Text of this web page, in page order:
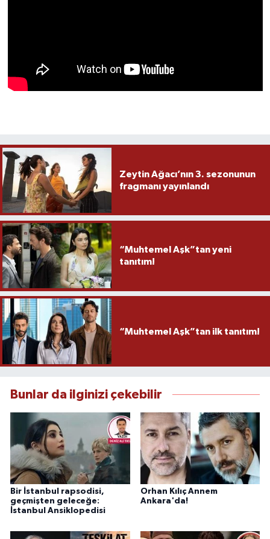
Zeytin Ağacı’nın 3. sezonunun
fragmanı yayınlandı
“Muhtemel Aşk”tan yeni
tanıtım!
“Muhtemel Aşk”tan ilk tanıtım!
Bunlar da ilginizi çekebilir
Bir İstanbul rapsodisi,
geçmişten geleceğe:
İstanbul Ansiklopedisi
Orhan Kılıç Annem
Ankara'da!